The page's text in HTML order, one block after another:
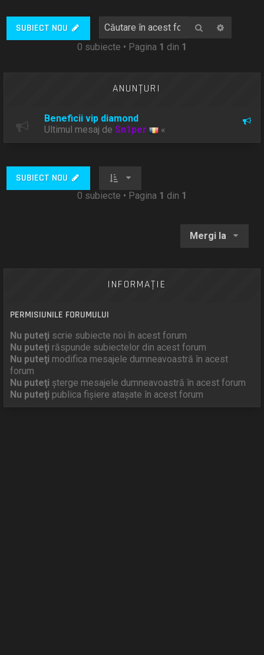
SUBIECT NOU Căutare
0 subiecte • Pagina 1 din 1
ANUNŢURI
Beneficii vip diamond
Ultimul mesaj deSn1per «
SUBIECT NOU
0 subiecte • Pagina 1 din 1
Mergi la
INFORMAŢIE
PERMISIUNILE FORUMULUI
Nu puteţi scrie subiecte noi în acest forum
Nu puteţi răspunde subiectelor din acest forum
Nu puteţi modifica mesajele dumneavoastră în acest
forum
Nu puteţi şterge mesajele dumneavoastră în acest forum
Nu puteţi publica fişiere ataşate în acest forum